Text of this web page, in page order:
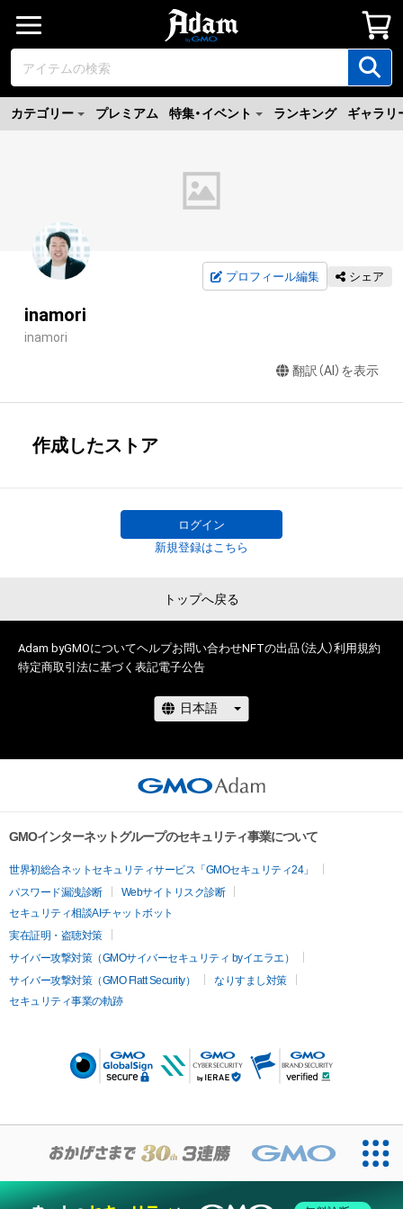
カテゴリー プレミアム 特集・イベント ランキング ギャラリ
プロフィール編集 シェア
inamori
inamori
翻訳（AI）を表示
作成したストア
ログイン
新規登録はこちら
トップへ戻る
Adam byGMOについてヘルプお問い合わせNFTの出品（法人）利用規約
特定商取引法に基づく表記電子公告
GMOインターネットグループのセキュリティ事業について
世界初総合ネットセキュリティサービス「GMOセキュリティ24」
パスワード漏洩診断
Webサイトリスク診断
セキュリティ相談AIチャットボット
実在証明・盗聴対策
サイバー攻撃対策（GMOサイバーセキュリティ byイエラエ）
サイバー攻撃対策（GMO Flatt Security）
なりすまし対策
セキュリティ事業の軌跡